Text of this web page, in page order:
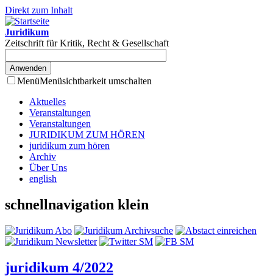
Direkt zum Inhalt
Juridikum
Zeitschrift für Kritik, Recht & Gesellschaft
MenüMenüsichtbarkeit umschalten
Aktuelles
Veranstaltungen
Veranstaltungen
JURIDIKUM ZUM HÖREN
juridikum zum hören
Archiv
Über Uns
english
schnellnavigation klein
juridikum 4/2022